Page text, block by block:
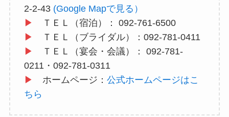
2-2-43 (Google Mapで見る）
▶
ＴＥＬ（宿泊）： 092-761-6500
▶
ＴＥＬ（ブライダル）：092-781-0411
▶
ＴＥＬ（宴会・会議）： 092-781-
0211・092-781-0311
▶
ホームページ： 公式ホームページはこ
ちら